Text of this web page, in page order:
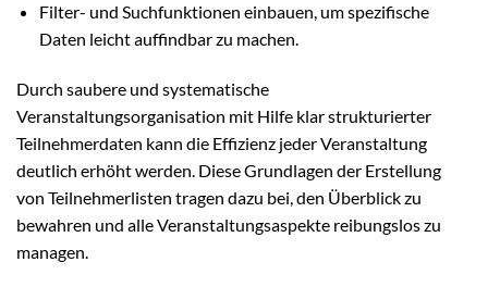
Filter- und Suchfunktionen einbauen, um spezifische
Daten leicht auffindbar zu machen.
Durch saubere und systematische
Veranstaltungsorganisation mit Hilfe klar strukturierter
Teilnehmerdaten kann die Effizienz jeder Veranstaltung
deutlich erhöht werden. Diese Grundlagen der Erstellung
von Teilnehmerlisten tragen dazu bei, den Überblick zu
bewahren und alle Veranstaltungsaspekte reibungslos zu
managen.